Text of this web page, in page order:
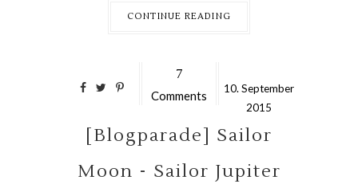
CONTINUE READING
7
Comments 10.September
2015
[Blogparade] Sailor
Moon - Sailor Jupiter